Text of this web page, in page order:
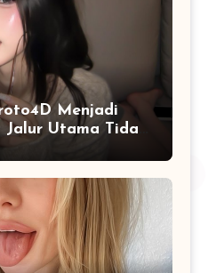
Menjadi
Utama Tidak